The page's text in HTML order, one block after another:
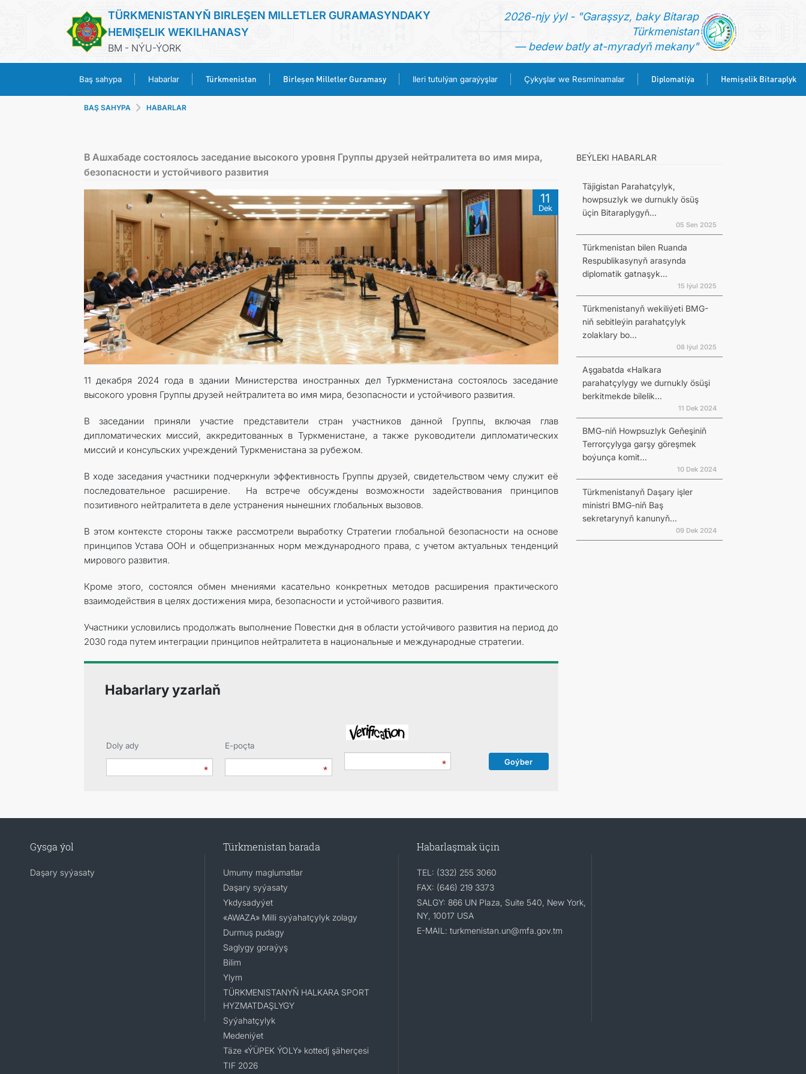
TÜRKMENISTANYŇ BIRLEŞEN MILLETLER GURAMASYNDAKY
HEMIŞELIK WEKILHANASY
BM - NÝU-ÝORK
2026-njy ýyl - "Garaşsyz, baky Bitarap
Türkmenistan
— bedew batly at-myradyň mekany"
Baş sahypa Habarlar Türkmenistan Birleşen Milletler Guramasy Ileri tutulýan garaýyşlar Çykyşlar we Resminamalar Diplomatiýa Hemişelik Bitaraplyk
BIRLEŞEN MILLETLER GURAMASY
ILERI TUTULÝAN GARAÝYŞLAR
ÇYKYŞLAR WE RESMINAMALAR
DIPLOMATIÝA
HEMIŞELIK BITARAPLYK
ARAGATNAŞYK
BAŞ SAHYPA HABARLAR
В Ашхабаде состоялось заседание высокого уровня Группы друзей нейтралитета во имя мира,
безопасности и устойчивого развития
11
Dek
11 декабря 2024 года в здании Министерства иностранных дел Туркменистана состоялось заседание
высокого уровня Группы друзей нейтралитета во имя мира, безопасности и устойчивого развития.
В заседании приняли участие представители стран участников данной Группы, включая глав
дипломатических миссий, аккредитованных в Туркменистане, а также руководители дипломатических
миссий и консульских учреждений Туркменистана за рубежом.
В ходе заседания участники подчеркнули эффективность Группы друзей, свидетельством чему служит её
последовательное расширение. На встрече обсуждены возможности задействования принципов
позитивного нейтралитета в деле устранения нынешних глобальных вызовов.
В этом контексте стороны также рассмотрели выработку Стратегии глобальной безопасности на основе
принципов Устава ООН и общепризнанных норм международного права, с учетом актуальных тенденций
мирового развития.
Кроме этого, состоялся обмен мнениями касательно конкретных методов расширения практического
взаимодействия в целях достижения мира, безопасности и устойчивого развития.
Участники условились продолжать выполнение Повестки дня в области устойчивого развития на период до
2030 года путем интеграции принципов нейтралитета в национальные и международные стратегии.
Habarlary yzarlaň
Doly ady
E-poçta
Goýber
BEÝLEKI HABARLAR
Täjigistan Parahatçylyk,
howpsuzlyk we durnukly ösüş
üçin Bitaraplygyň...
05 Sen 2025
Türkmenistan bilen Ruanda
Respublikasynyň arasynda
diplomatik gatnaşyk...
15 Iýul 2025
Türkmenistanyň wekiliýeti BMG-
niň sebitleýin parahatçylyk
zolaklary bo...
08 Iýul 2025
Aşgabatda «Halkara
parahatçylygy we durnukly ösüşi
berkitmekde bilelik...
11 Dek 2024
BMG-niň Howpsuzlyk Geňeşiniň
Terrorçylyga garşy göreşmek
boýunça komit...
10 Dek 2024
Türkmenistanyň Daşary işler
ministri BMG-niň Baş
sekretarynyň kanunyň...
09 Dek 2024
Gysga ýol
Daşary syýasaty
Türkmenistan barada
Umumy maglumatlar
Daşary syýasaty
Ykdysadyýet
«AWAZA» Milli syýahatçylyk zolagy
Durmuş pudagy
Saglygy goraýyş
Bilim
Ylym
TÜRKMENISTANYŇ HALKARA SPORT
HYZMATDAŞLYGY
Syýahatçylyk
Medeniýet
Täze «ÝÜPEK ÝOLY» kottedj şäherçesi
TIF 2026
Habarlaşmak üçin
TEL: (332) 255 3060
FAX: (646) 219 3373
SALGY: 866 UN Plaza, Suite 540, New York,
NY, 10017 USA
E-MAIL: turkmenistan.un@mfa.gov.tm